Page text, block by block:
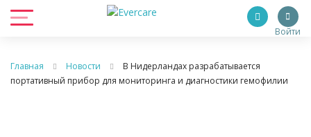
Войти
Главная Новости
В Нидерландах разрабатывается
портативный прибор для мониторинга и диагностики гемофилии